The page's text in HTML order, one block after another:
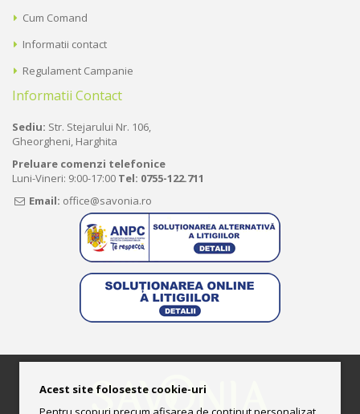
Cum Comand
Informatii contact
Regulament Campanie
Informatii Contact
Sediu: Str. Stejarului Nr. 106,
Gheorgheni, Harghita
Preluare comenzi telefonice
Luni-Vineri: 9:00-17:00 Tel: 0755-122.711
Email: office@savonia.ro
Acest site foloseste cookie-uri